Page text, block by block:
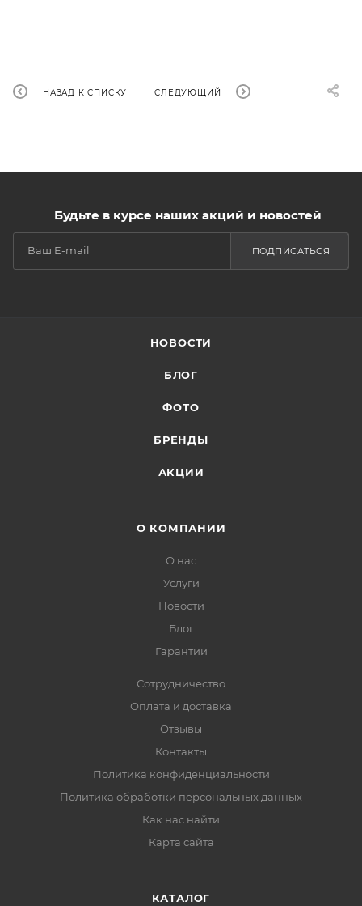
НАЗАД К СПИСКУ СЛЕДУЮЩИЙ
Будьте в курсе наших акций и новостей
ПОДПИСАТЬСЯ
НОВОСТИ
БЛОГ
ФОТО
БРЕНДЫ
АКЦИИ
О КОМПАНИИ
О нас
Услуги
Новости
Блог
Гарантии
Сотрудничество
Оплата и доставка
Отзывы
Контакты
Политика конфиденциальности
Политика обработки персональных данных
Как нас найти
Карта сайта
КАТАЛОГ